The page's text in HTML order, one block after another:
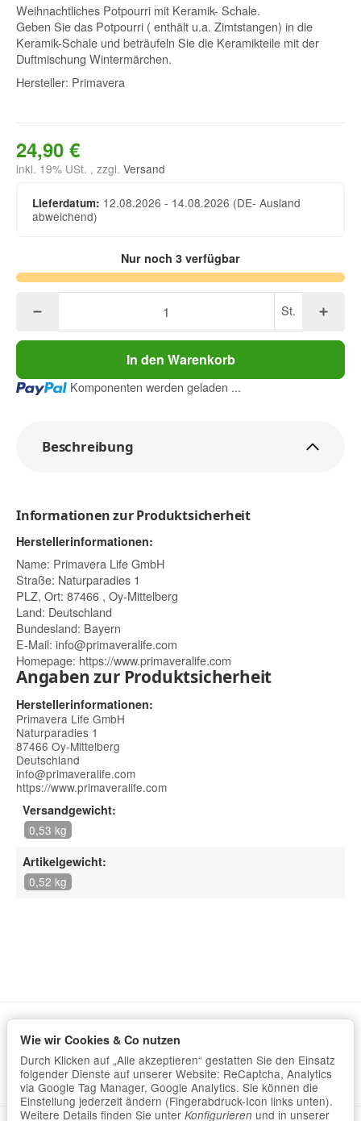
Weihnachtliches Potpourri mit Keramik- Schale.
Geben Sie das Potpourri ( enthält u.a. Zimtstangen) in die
Keramik-Schale und beträufeln Sie die Keramikteile mit der
Duftmischung Wintermärchen.
Hersteller: Primavera
24,90 €
inkl. 19% USt. , zzgl. Versand
Lieferdatum: 12.08.2026 - 14.08.2026 (DE- Ausland
abweichend)
Nur noch 3 verfügbar
St.
In den Warenkorb
Loading... Komponenten werden geladen ...
Beschreibung
Informationen zur Produktsicherheit
Herstellerinformationen:
Name: Primavera Life GmbH
Straße: Naturparadies 1
PLZ, Ort: 87466 , Oy-Mittelberg
Land: Deutschland
Bundesland: Bayern
E-Mail: info@primaveralife.com
Homepage: https://www.primaveralife.com
Angaben zur Produktsicherheit
Herstellerinformationen:
Primavera Life GmbH
Naturparadies 1
87466 Oy-Mittelberg
Deutschland
info@primaveralife.com
https://www.primaveralife.com
Versandgewicht:
0,53 kg
Artikelgewicht:
0,52 kg
Informationen
Gesetzliche Informationen
Wie wir Cookies & Co nutzen
Durch Klicken auf „Alle akzeptieren“ gestatten Sie den Einsatz
folgender Dienste auf unserer Website: ReCaptcha, Analytics
via Google Tag Manager, Google Analytics. Sie können die
Einstellung jederzeit ändern (Fingerabdruck-Icon links unten).
Weitere Details finden Sie unter Konfigurieren und in unserer